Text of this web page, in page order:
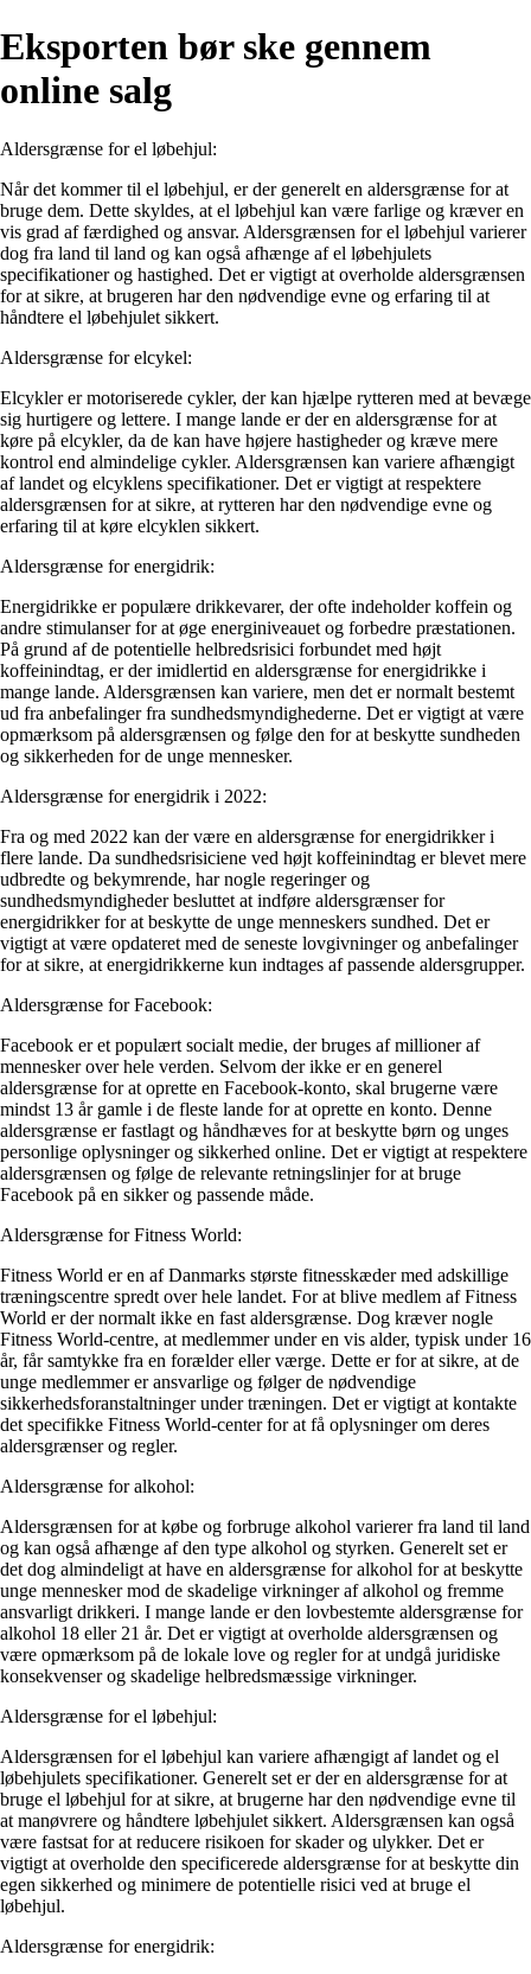
Eksporten bør ske gennem
online salg
Aldersgrænse for el løbehjul:
Når det kommer til el løbehjul, er der generelt en aldersgrænse for at
bruge dem. Dette skyldes, at el løbehjul kan være farlige og kræver en
vis grad af færdighed og ansvar. Aldersgrænsen for el løbehjul varierer
dog fra land til land og kan også afhænge af el løbehjulets
specifikationer og hastighed. Det er vigtigt at overholde aldersgrænsen
for at sikre, at brugeren har den nødvendige evne og erfaring til at
håndtere el løbehjulet sikkert.
Aldersgrænse for elcykel:
Elcykler er motoriserede cykler, der kan hjælpe rytteren med at bevæge
sig hurtigere og lettere. I mange lande er der en aldersgrænse for at
køre på elcykler, da de kan have højere hastigheder og kræve mere
kontrol end almindelige cykler. Aldersgrænsen kan variere afhængigt
af landet og elcyklens specifikationer. Det er vigtigt at respektere
aldersgrænsen for at sikre, at rytteren har den nødvendige evne og
erfaring til at køre elcyklen sikkert.
Aldersgrænse for energidrik:
Energidrikke er populære drikkevarer, der ofte indeholder koffein og
andre stimulanser for at øge energiniveauet og forbedre præstationen.
På grund af de potentielle helbredsrisici forbundet med højt
koffeinindtag, er der imidlertid en aldersgrænse for energidrikke i
mange lande. Aldersgrænsen kan variere, men det er normalt bestemt
ud fra anbefalinger fra sundhedsmyndighederne. Det er vigtigt at være
opmærksom på aldersgrænsen og følge den for at beskytte sundheden
og sikkerheden for de unge mennesker.
Aldersgrænse for energidrik i 2022:
Fra og med 2022 kan der være en aldersgrænse for energidrikker i
flere lande. Da sundhedsrisiciene ved højt koffeinindtag er blevet mere
udbredte og bekymrende, har nogle regeringer og
sundhedsmyndigheder besluttet at indføre aldersgrænser for
energidrikker for at beskytte de unge menneskers sundhed. Det er
vigtigt at være opdateret med de seneste lovgivninger og anbefalinger
for at sikre, at energidrikkerne kun indtages af passende aldersgrupper.
Aldersgrænse for Facebook:
Facebook er et populært socialt medie, der bruges af millioner af
mennesker over hele verden. Selvom der ikke er en generel
aldersgrænse for at oprette en Facebook-konto, skal brugerne være
mindst 13 år gamle i de fleste lande for at oprette en konto. Denne
aldersgrænse er fastlagt og håndhæves for at beskytte børn og unges
personlige oplysninger og sikkerhed online. Det er vigtigt at respektere
aldersgrænsen og følge de relevante retningslinjer for at bruge
Facebook på en sikker og passende måde.
Aldersgrænse for Fitness World:
Fitness World er en af ​​Danmarks største fitnesskæder med adskillige
træningscentre spredt over hele landet. For at blive medlem af Fitness
World er der normalt ikke en fast aldersgrænse. Dog kræver nogle
Fitness World-centre, at medlemmer under en vis alder, typisk under 16
år, får samtykke fra en forælder eller værge. Dette er for at sikre, at de
unge medlemmer er ansvarlige og følger de nødvendige
sikkerhedsforanstaltninger under træningen. Det er vigtigt at kontakte
det specifikke Fitness World-center for at få oplysninger om deres
aldersgrænser og regler.
Aldersgrænse for alkohol:
Aldersgrænsen for at købe og forbruge alkohol varierer fra land til land
og kan også afhænge af den type alkohol og styrken. Generelt set er
det dog almindeligt at have en aldersgrænse for alkohol for at beskytte
unge mennesker mod de skadelige virkninger af alkohol og fremme
ansvarligt drikkeri. I mange lande er den lovbestemte aldersgrænse for
alkohol 18 eller 21 år. Det er vigtigt at overholde aldersgrænsen og
være opmærksom på de lokale love og regler for at undgå juridiske
konsekvenser og skadelige helbredsmæssige virkninger.
Aldersgrænse for el løbehjul:
Aldersgrænsen for el løbehjul kan variere afhængigt af landet og el
løbehjulets specifikationer. Generelt set er der en aldersgrænse for at
bruge el løbehjul for at sikre, at brugerne har den nødvendige evne til
at manøvrere og håndtere løbehjulet sikkert. Aldersgrænsen kan også
være fastsat for at reducere risikoen for skader og ulykker. Det er
vigtigt at overholde den specificerede aldersgrænse for at beskytte din
egen sikkerhed og minimere de potentielle risici ved at bruge el
løbehjul.
Aldersgrænse for energidrik: